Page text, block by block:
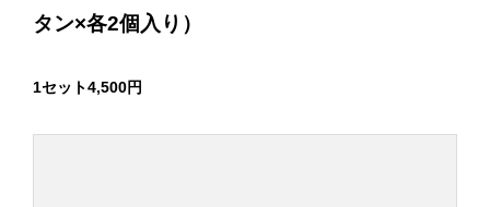
タン×各2個入り）
1セット4,500円